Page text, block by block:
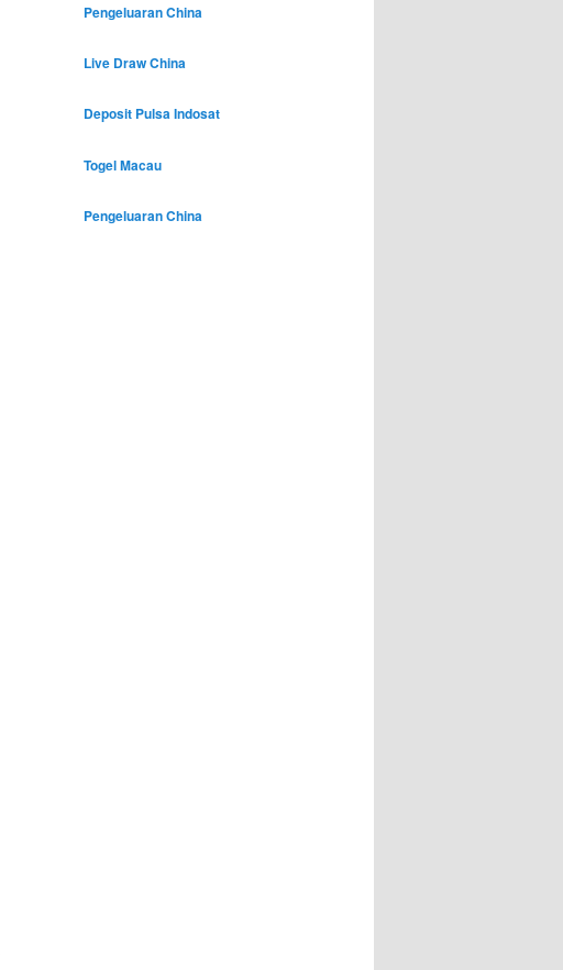
Pengeluaran China
Live Draw China
Deposit Pulsa Indosat
Togel Macau
Pengeluaran China